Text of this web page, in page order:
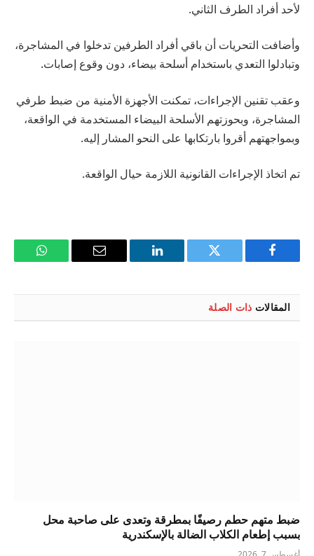
لأحد أفراد الطرف الثاني.
وأضافت التحريات أن باقي أفراد الطرفين تدخلوا في المشاجرة،
وتبادلوا التعدي باستخدام أسلحة بيضاء، دون وقوع إصابات.
وعقب تقنين الإجراءات، تمكنت الأجهزة الأمنية من ضبط طرفي
المشاجرة، وبحوزتهم الأسلحة البيضاء المستخدمة في الواقعة،
وبمواجهتهم أقروا بارتكابها على النحو المشار إليه.
تم اتخاذ الإجراءات القانونية اللازمة حيال الواقعة.
فيسبوك تويتر لينكدإن
البريد
واتساب
المقالات ذات الصلة
ضبط متهم حطم رصيفًا بمطرقة وتعدى على صاحبة محل
بسبب إطعام الكلاب الضالة بالإسكندرية